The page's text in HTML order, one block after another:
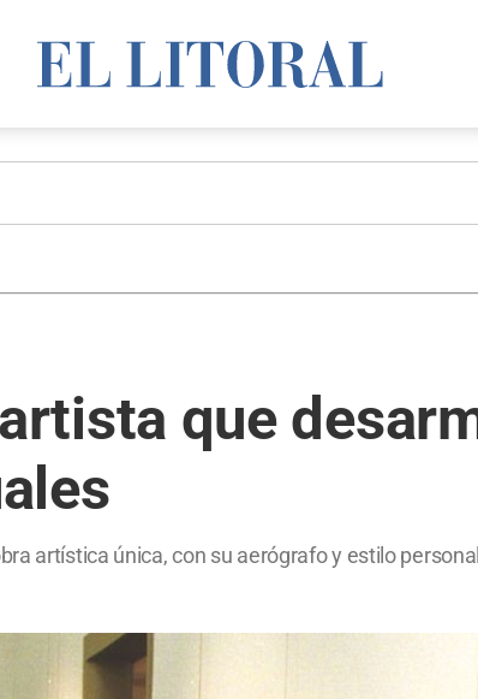
que
artística única, con su aerógrafo y estilo